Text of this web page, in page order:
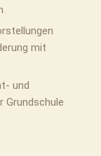
mit
und
Grundschule